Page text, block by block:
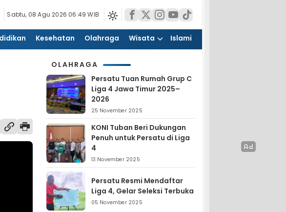
Sabtu, 08 Agu 2026 06:49 WIB
Kesehatan Olahraga Wisata Islami
OLAHRAGA
Persatu Tuan Rumah Grup C
Liga 4 Jawa Timur 2025–
2026
25 November 2025
KONI Tuban Beri Dukungan
Penuh untuk Persatu di Liga
4
13 November 2025
Persatu Resmi Mendaftar
Liga 4, Gelar Seleksi Terbuka
05 November 2025